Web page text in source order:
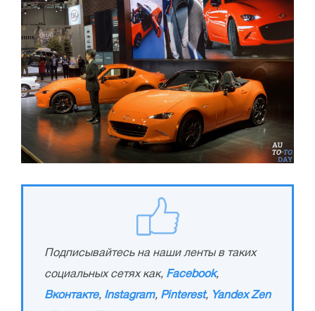
Подписывайтесь на наши ленты в таких
социальных сетях как, Facebook,
Вконтакте, Instagram, Pinterest, Yandex Zen